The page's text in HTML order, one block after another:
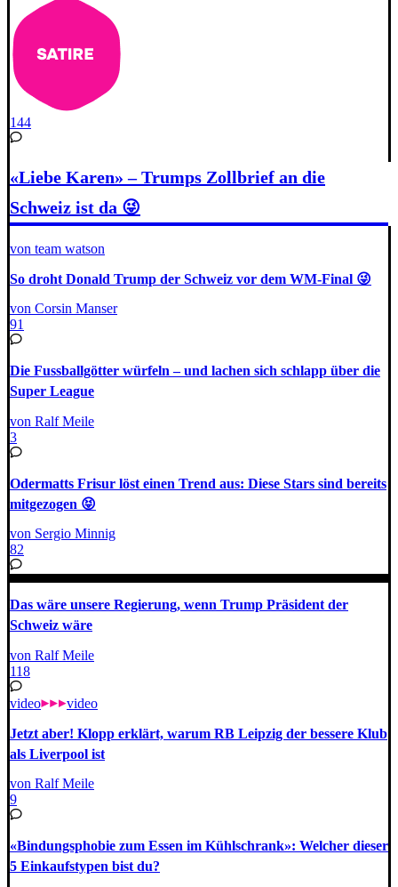
144
«Liebe Karen» – Trumps Zollbrief an die
Schweiz ist da 😜
von team watson
So droht Donald Trump der Schweiz vor dem WM-Final 😜
von Corsin Manser
91
Die Fussballgötter würfeln – und lachen sich schlapp über die
Super League
von Ralf Meile
3
Odermatts Frisur löst einen Trend aus: Diese Stars sind bereits
mitgezogen 😝
von Sergio Minnig
82
Das wäre unsere Regierung, wenn Trump Präsident der
Schweiz wäre
von Ralf Meile
118
video video
Jetzt aber! Klopp erklärt, warum RB Leipzig der bessere Klub
als Liverpool ist
von Ralf Meile
9
«Bindungsphobie zum Essen im Kühlschrank»: Welcher dieser
5 Einkaufstypen bist du?